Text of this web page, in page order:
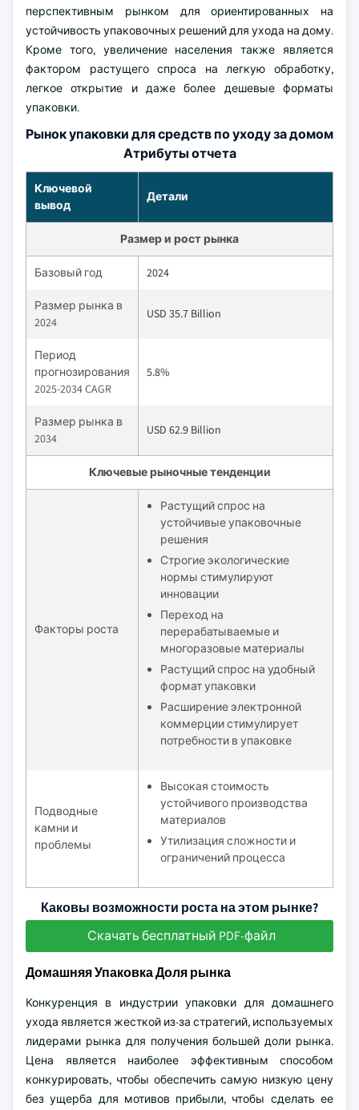
перспективным рынком для ориентированных на
устойчивость упаковочных решений для ухода на дому.
Кроме того, увеличение населения также является
фактором растущего спроса на легкую обработку,
легкое открытие и даже более дешевые форматы
упаковки.
Рынок упаковки для средств по уходу за домом
Атрибуты отчета
Ключевой
вывод
Детали
Размер и рост рынка
Базовый год 2024
Размер рынка в
2024
USD 35.7 Billion
Период
прогнозирования
2025-2034 CAGR
5.8%
Размер рынка в
2034
USD 62.9 Billion
Ключевые рыночные тенденции
Факторы роста
Растущий спрос на
устойчивые упаковочные
решения
Строгие экологические
нормы стимулируют
инновации
Переход на
перерабатываемые и
многоразовые материалы
Растущий спрос на удобный
формат упаковки
Расширение электронной
коммерции стимулирует
потребности в упаковке
Подводные
камни и
проблемы
Высокая стоимость
устойчивого производства
материалов
Утилизация сложности и
ограничений процесса
Каковы возможности роста на этом рынке?
Скачать бесплатный PDF-файл
Домашняя Упаковка Доля рынка
Конкуренция в индустрии упаковки для домашнего
ухода является жесткой из-за стратегий, используемых
лидерами рынка для получения большей доли рынка.
Цена является наиболее эффективным способом
конкурировать, чтобы обеспечить самую низкую цену
без ущерба для мотивов прибыли, чтобы сделать ее